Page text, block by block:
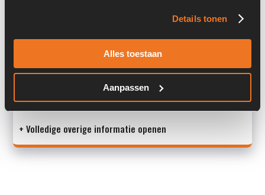
Details tonen
Alles toestaan
Aanpassen
S/N: -
M
+ Volledige overige informatie openen